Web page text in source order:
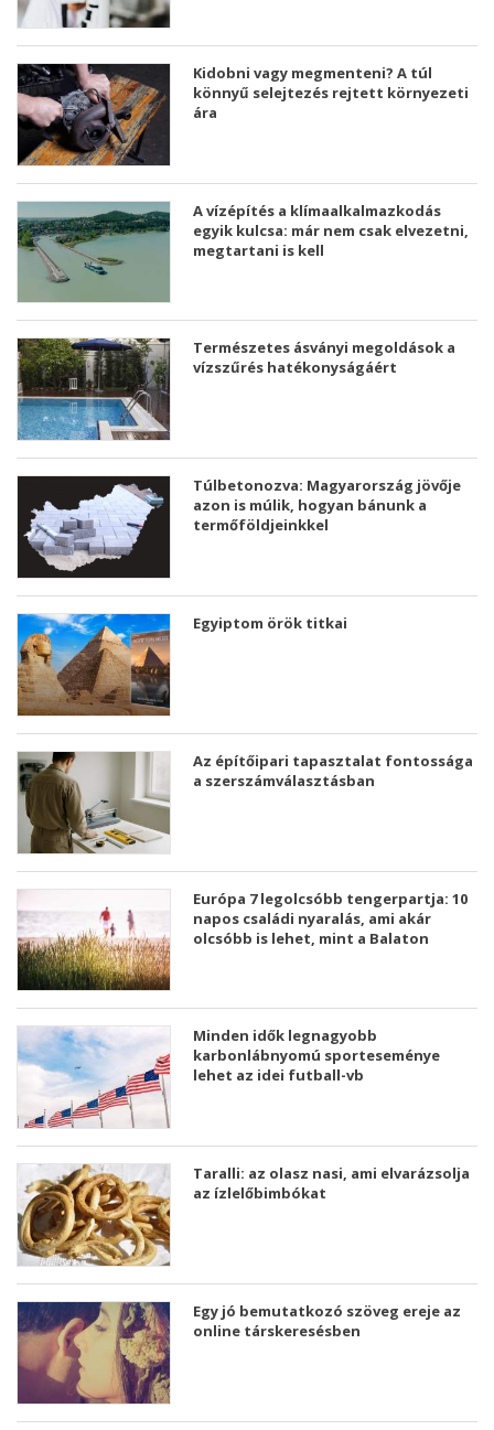
Kidobni vagy megmenteni? A túl
könnyű selejtezés rejtett környezeti
ára
A vízépítés a klímaalkalmazkodás
egyik kulcsa: már nem csak elvezetni,
megtartani is kell
Természetes ásványi megoldások a
vízszűrés hatékonyságáért
Túlbetonozva: Magyarország jövője
azon is múlik, hogyan bánunk a
termőföldjeinkkel
Egyiptom örök titkai
Az építőipari tapasztalat fontossága
a szerszámválasztásban
Európa 7 legolcsóbb tengerpartja: 10
napos családi nyaralás, ami akár
olcsóbb is lehet, mint a Balaton
Minden idők legnagyobb
karbonlábnyomú sporteseménye
lehet az idei futball-vb
Taralli: az olasz nasi, ami elvarázsolja
az ízlelőbimbókat
Egy jó bemutatkozó szöveg ereje az
online társkeresésben